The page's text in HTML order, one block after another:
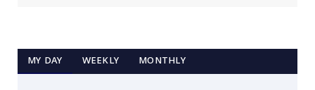
MY DAY WEEKLY MONTHLY